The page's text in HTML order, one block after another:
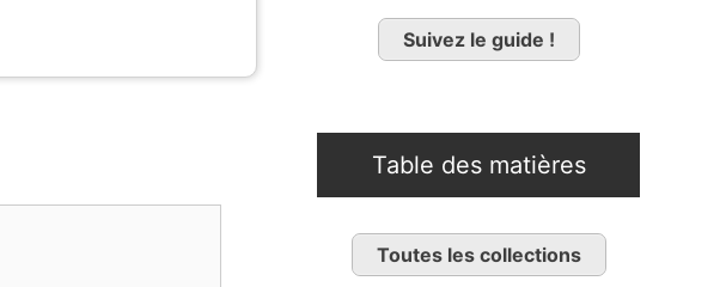
Suivez le guide !
Table des matières
Toutes les collections